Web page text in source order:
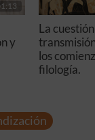
y
La
los
filología.